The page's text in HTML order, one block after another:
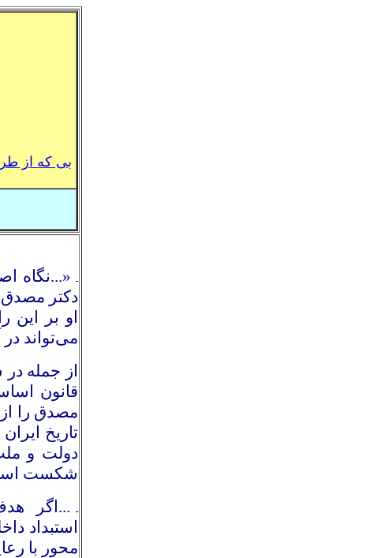
بی که از
«...نگاه
دکتر مصدق
او بر این
می‌تواند در
از جمله
قانون
مصدق را
تاريخ
دولت و
شكست
...اگر هدف
استبداد
محور با